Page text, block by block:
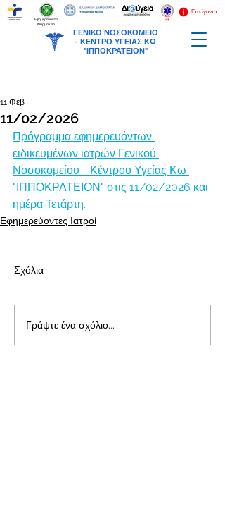
ΓΕΝΙΚΟ ΝΟΣΟΚΟΜΕΙΟ
- ΚΕΝΤΡΟ ΥΓΕΙΑΣ ΚΩ
"ΙΠΠΟΚΡΑΤΕΙΟΝ"
Επείγοντα
Εφημερεύοντα
Φαρμακεία
11/02/2026
11 Φεβ
Πρόγραμμα εφημερευόντων
ειδικευμένων ιατρών Γενικού
Νοσοκομείου - Κέντρου Υγείας Κω
"ΙΠΠΟΚΡΑΤΕΙΟΝ" στις 11/02/2026 και
ημέρα Τετάρτη.
Εφημερεύοντες Ιατροί
Σχόλια
Γράψτε ένα σχόλιο...